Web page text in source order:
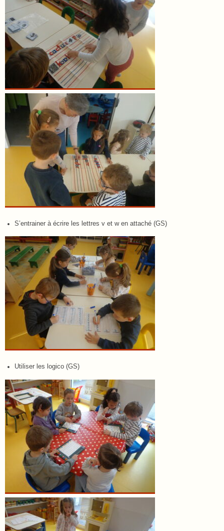
S’entrainer à écrire les lettres v et w en attaché (GS)
Utiliser les logico (GS)